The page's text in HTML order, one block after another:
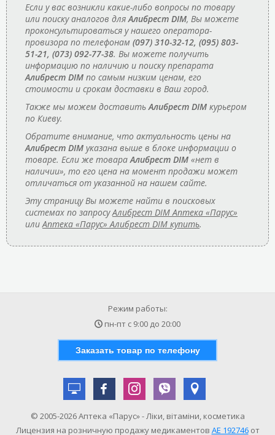
Если у вас возникли какие-либо вопросы по товару
или поиску аналогов дляАлибрест DIM, Вы можете
проконсультироваться у нашего оператора-
провизора по телефонам (097) 310-32-12, (095) 803-
51-21, (073) 092-77-38. Вы можете получить
информацию по наличию и поиску препарата
Алибрест DIM по самым низким ценам, его
стоимости и срокам доставки в Ваш город.
Также мы можем доставитьАлибрест DIM курьером
по Киеву.
Обратите внимание, что актуальность цены на
Алибрест DIM указана выше в блоке информации о
товаре. Если же товараАлибрест DIM «нет в
наличии», то его цена на момент продажи может
отличаться от указанной на нашем сайте.
Эту страницу Вы можете найти в поисковых
системах по запросуАлибрест DIM Аптека «Парус»
илиАптека «Парус» Алибрест DIM купить.
Режим работы:
пн-пт с 9:00 до 20:00
Заказать товар по телефону
© 2005-2026 Аптека «Парус» - Ліки, вітаміни, косметика
Лицензия на розничную продажу медикаментов АE 192746от